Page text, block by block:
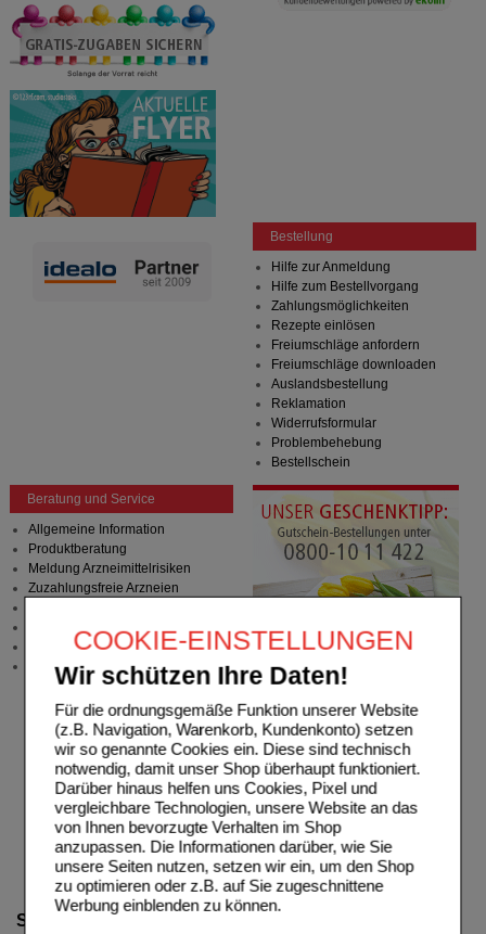
COOKIE-EINSTELLUNGEN
Wir schützen Ihre Daten!
Für die ordnungsgemäße Funktion unserer Website
(z.B. Navigation, Warenkorb, Kundenkonto) setzen
wir so genannte Cookies ein. Diese sind technisch
notwendig, damit unser Shop überhaupt funktioniert.
Darüber hinaus helfen uns Cookies, Pixel und
vergleichbare Technologien, unsere Website an das
von Ihnen bevorzugte Verhalten im Shop
anzupassen. Die Informationen darüber, wie Sie
unsere Seiten nutzen, setzen wir ein, um den Shop
zu optimieren oder z.B. auf Sie zugeschnittene
Werbung einblenden zu können.
Suche verfeinern
Bestellung
Hilfe zur Anmeldung
Hilfe zum Bestellvorgang
Zahlungsmöglichkeiten
Rezepte einlösen
Freiumschläge anfordern
Freiumschläge downloaden
Auslandsbestellung
Reklamation
Widerrufsformular
Problembehebung
Bestellschein
Beratung und Service
Allgemeine Information
Produktberatung
Meldung Arzneimittelrisiken
Zuzahlungsfreie Arzneien
Newsletter
Neukundenprämie
Stellenangebote